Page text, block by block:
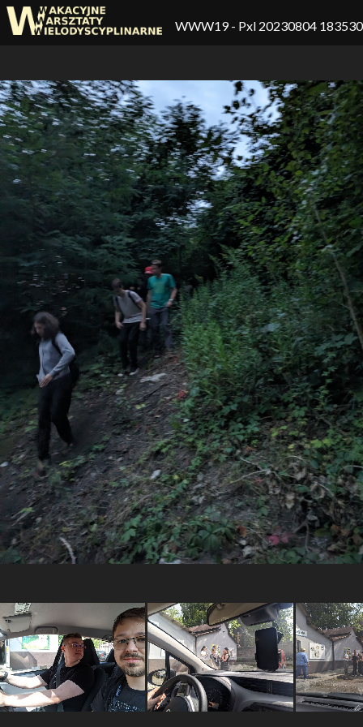
WWW19- Pxl 20230804